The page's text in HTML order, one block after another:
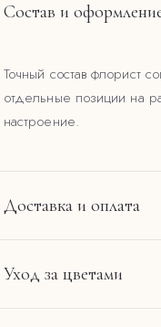
Состав и
Точный состав флорист
отдельные позиции на
настроение.
Доставка и оплата
Доставляем по Омску и
Уход за цветами